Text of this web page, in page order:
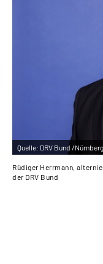
Quelle: DRV Bund /
Rüdiger Herrmann,
der DRV Bund